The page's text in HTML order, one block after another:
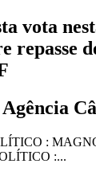
vota
repasse
:...